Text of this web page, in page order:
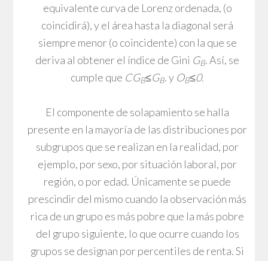
equivalente curva de Lorenz ordenada, (o
coincidirá), y el área hasta la diagonal será
siempre menor (o coincidente) con la que se
deriva al obtener el índice de Gini GB. Así, se
cumple que CGB≤GB. y OB≤0.
El componente de solapamiento se halla
presente en la mayoría de las distribuciones por
subgrupos que se realizan en la realidad, por
ejemplo, por sexo, por situación laboral, por
región, o por edad. Únicamente se puede
prescindir del mismo cuando la observación más
rica de un grupo es más pobre que la más pobre
del grupo siguiente, lo que ocurre cuando los
grupos se designan por percentiles de renta. Si